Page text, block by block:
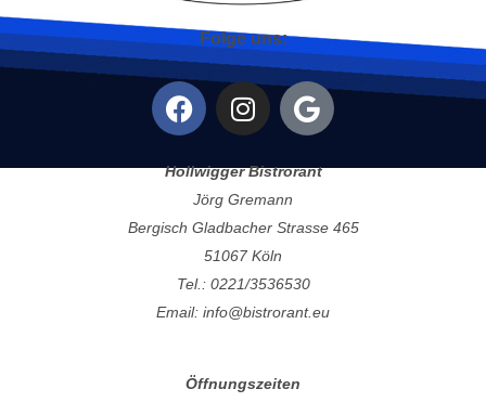
Folge uns:
Hollwigger Bistrorant
Jörg Gremann
Bergisch Gladbacher Strasse 465
51067 Köln
Tel.: 0221/3536530
Email: info@bistrorant.eu
Öffnungszeiten